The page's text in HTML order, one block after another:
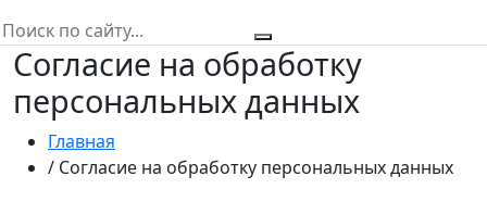
Согласие на обработку
персональных данных
Главная
/ Согласие на обработку персональных данных